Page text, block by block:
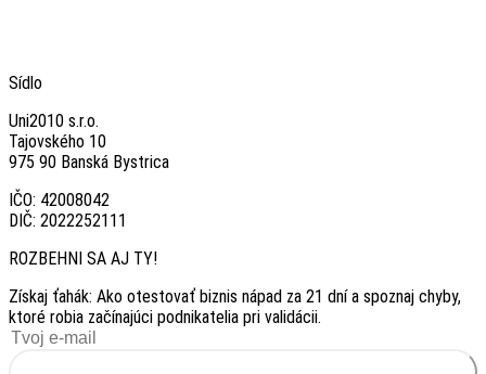
Sídlo
Uni2010 s.r.o.
Tajovského 10
975 90 Banská Bystrica
IČO: 42008042
DIČ: 2022252111
ROZBEHNI SA AJ TY!
Získaj ťahák: Ako otestovať biznis nápad za 21 dní a spoznaj chyby,
ktoré robia začínajúci podnikatelia pri validácii.